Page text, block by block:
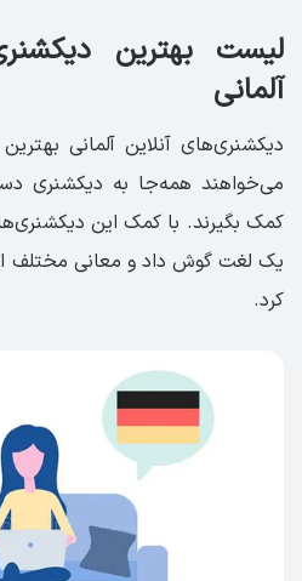
لیست بهترین
آلمانی
دیکشنری‌های آنلاین آلمانی
می‌خواهند همه‌جا به دیکشنری
کمک بگیرند. با کمک این
یک لغت گوش داد و معانی مختلف از
کرد.